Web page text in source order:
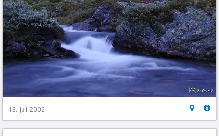
13. juli 2002